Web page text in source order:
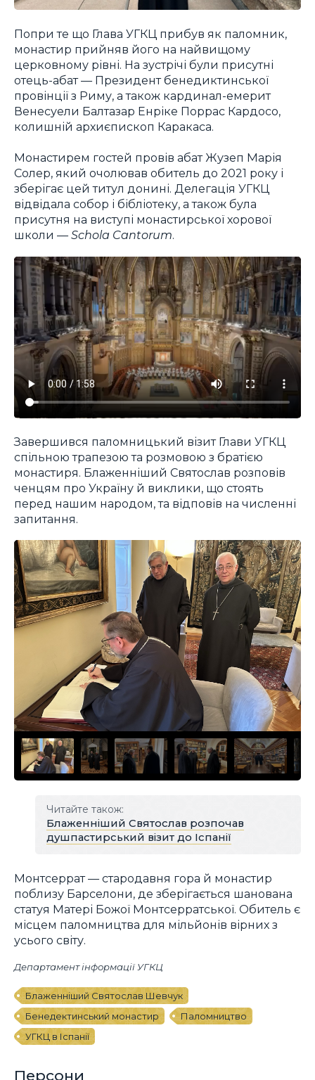
Попри те що Глава УГКЦ прибув як паломник,
монастир прийняв його на найвищому
церковному рівні. На зустрічі були присутні
отець-абат — Президент бенедиктинської
провінції з Риму, а також кардинал-емерит
Венесуели Балтазар Енріке Поррас Кардосо,
колишній архиєпископ Каракаса.
Монастирем гостей провів абат Жузеп Марія
Солер, який очолював обитель до 2021 року і
зберігає цей титул донині. Делегація УГКЦ
відвідала собор і бібліотеку, а також була
присутня на виступі монастирської хорової
школи — Schola Cantorum.
Завершився паломницький візит Глави УГКЦ
спільною трапезою та розмовою з братією
монастиря. Блаженніший Святослав розповів
ченцям про Україну й виклики, що стоять
перед нашим народом, та відповів на численні
запитання.
Читайте також:
Блаженніший Святослав розпочав
душпастирський візит до Іспанії
Монтсеррат — стародавня гора й монастир
поблизу Барселони, де зберігається шанована
статуя Матері Божої Монтсерратської. Обитель є
місцем паломництва для мільйонів вірних з
усього світу.
Департамент інформації УГКЦ
Блаженніший Святослав Шевчук
Бенедектинський монастир
Паломництво
УГКЦ в Іспанії
Персони